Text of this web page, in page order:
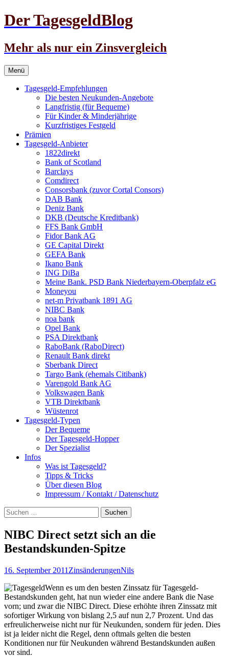
Der TagesgeldBlog
Mehr als nur ein Zinsvergleich
Menü Zum
Inhalt
springen
Tagesgeld-Empfehlungen
Die besten Neukunden-Angebote
Langfristig (für Bequeme)
Für Kinder & Minderjährige
Kurzfristiges Festgeld
Prämien
Tagesgeld-Anbieter
1822direkt
Bank of Scotland
Barclays
Comdirect
Consorsbank (zuvor Cortal Consors)
DAB Bank
Deniz Bank
DKB (Deutsche Kreditbank)
FFS Bank GmbH
Fidor Bank AG
GE Capital Direkt
GEFA Bank
Ikano Bank
ING DiBa
Meine Bank. PSD Bank Nieder­bayern-Oberpfalz eG
Moneyou
net-m Privatbank 1891 AG
NIBC Bank
noa bank
Opel Bank
PSA Direktbank
RaboBank (RaboDirect)
Renault Bank direkt
Sberbank Direct
Targo Bank (ehemals Citibank)
Varengold Bank AG
Volkswagen Bank
VTB Direktbank
Wüstenrot
Tagesgeld-Typen
Der Bequeme
Der Tagesgeld-Hopper
Der Spezialist
Infos
Was ist Tagesgeld?
Tipps & Tricks
Über diesen Blog
Impressum / Kontakt / Datenschutz
Suchen
nach:
NIBC Direct setzt sich an die
Bestandskunden-Spitze
16. September 2011 ZinsänderungenNils
Wenn es um den besten Zinssatz für Tagesgeld-
Bestandskunden geht, hat nun wieder eine andere Bank die Nase
vorn; und zwar die NIBC Direct. Diese erhöhte ihren Zinssatz mit
sofortiger Wirkung von bislang 2,5 auf nun 2,7 Prozent. Und das
erfreulicherweise nicht nur für Neukunden, sondern für jeden. Dies
ist ja leider nicht die Regel, denn oftmals gelten die besten
Konditionen nur für Neukunden während Bestandskunden außen
vor sind.